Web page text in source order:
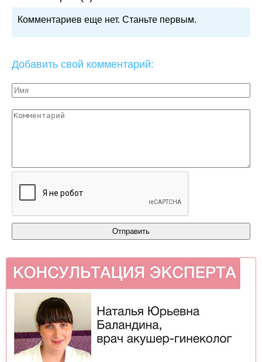
Комментариев еще нет. Станьте первым.
Добавить свой комментарий: